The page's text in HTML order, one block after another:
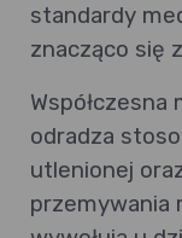
standardy
znacząco się
odradza
utlenionej
przemywania